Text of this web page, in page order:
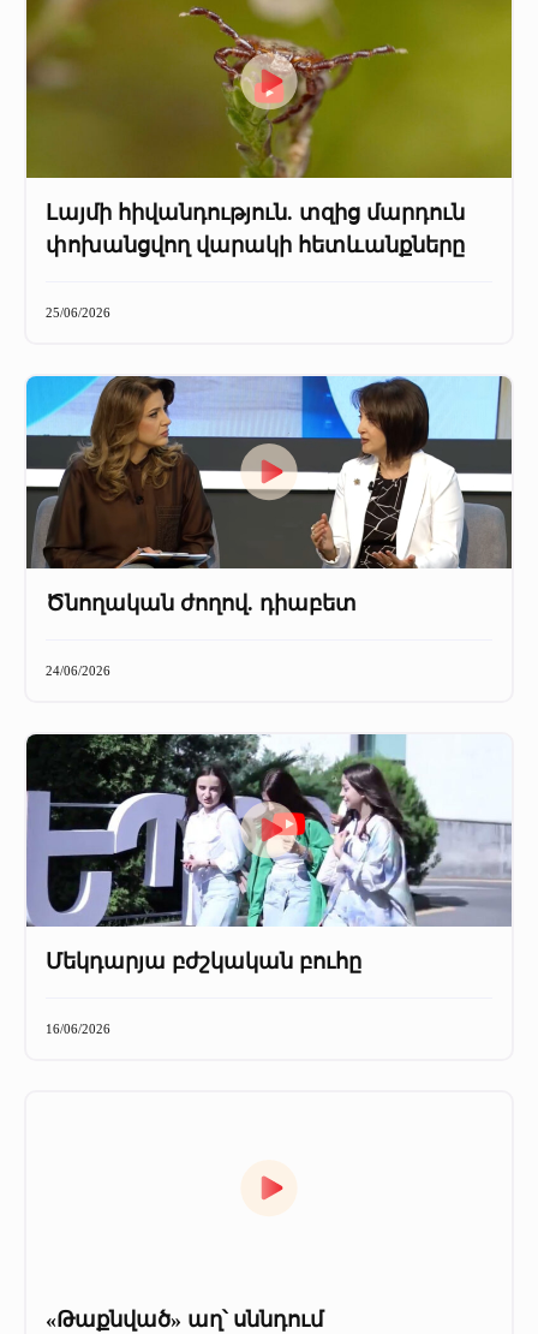
Լայմի հիվանդություն. տզից մարդուն
փոխանցվող վարակի հետևանքները
25/06/2026
Ծնողական ժողով. դիաբետ
24/06/2026
Մեկդարյա բժշկական բուհը
16/06/2026
«Թաքնված» աղ՝ սննդում